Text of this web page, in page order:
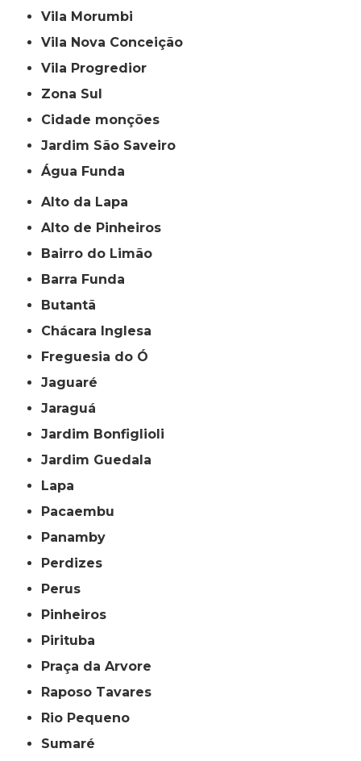
Vila Morumbi
Vila Nova Conceição
Vila Progredior
Zona Sul
cidade monções
jardim São Saveiro
Água Funda
Alto da Lapa
Alto de Pinheiros
Bairro do Limão
Barra Funda
Butantã
Chácara Inglesa
Freguesia do Ó
Jaguaré
Jaraguá
Jardim Bonfiglioli
Jardim Guedala
Lapa
Pacaembu
Panamby
Perdizes
Perus
Pinheiros
Pirituba
Praça da Arvore
Raposo Tavares
Rio Pequeno
Sumaré